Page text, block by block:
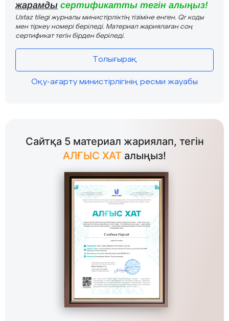
жарамды сертификатты тегін алыңыз!
Ustaz tilegi журналы министірліктің тізіміне енген. Qr коды
мен тіркеу номері беріледі. Материал жариялаған соң
сертификат тегін бірден беріледі.
Толығырақ
Оқу-ағарту министірлігінің ресми жауабы
Сайтқа 5 материал жариялап, тегін
АЛҒЫС ХАТ алыңыз!